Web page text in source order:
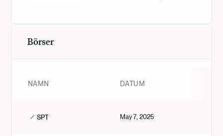
Börser
NAMN DATUM
SPT May 7, 2025